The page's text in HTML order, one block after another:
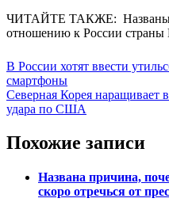
ЧИТАЙТЕ ТАКЖE:
отношению к России
Навигация
по
записям
В России хотят ввести
смартфоны
Северная Корея наращивает
удара по США
Похожие записи
Названа причина,
скоро отречься от